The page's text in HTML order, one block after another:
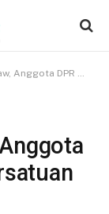
Persatuan dan Kesatuan